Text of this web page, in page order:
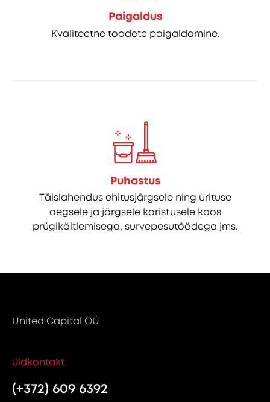
Paigaldus
Kvaliteetne toodete paigaldamine.
Puhastus
Täislahendus ehitusjärgsele ning ürituse
aegsele ja järgsele koristusele koos
prügikäitlemisega, survepesutöödega jms.
United Capital OÜ
üldkontakt
(+372) 609 6392